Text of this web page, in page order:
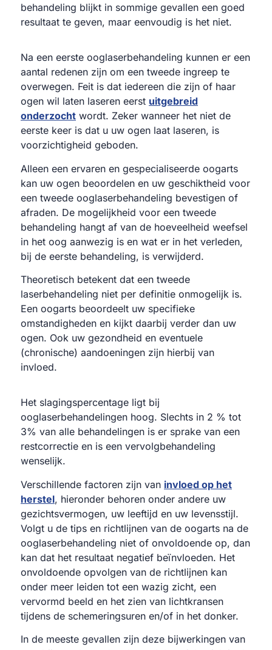
behandeling blijkt in sommige gevallen een goed
resultaat te geven, maar eenvoudig is het niet.
Na een eerste ooglaserbehandeling kunnen er een
aantal redenen zijn om een tweede ingreep te
overwegen. Feit is dat iedereen die zijn of haar
ogen wil laten laseren eerst uitgebreid
onderzocht wordt. Zeker wanneer het niet de
eerste keer is dat u uw ogen laat laseren, is
voorzichtigheid geboden.
Alleen een ervaren en gespecialiseerde oogarts
kan uw ogen beoordelen en uw geschiktheid voor
een tweede ooglaserbehandeling bevestigen of
afraden. De mogelijkheid voor een tweede
behandeling hangt af van de hoeveelheid weefsel
in het oog aanwezig is en wat er in het verleden,
bij de eerste behandeling, is verwijderd.
Theoretisch betekent dat een tweede
laserbehandeling niet per definitie onmogelijk is.
Een oogarts beoordeelt uw specifieke
omstandigheden en kijkt daarbij verder dan uw
ogen. Ook uw gezondheid en eventuele
(chronische) aandoeningen zijn hierbij van
invloed.
Het slagingspercentage ligt bij
ooglaserbehandelingen hoog. Slechts in 2 % tot
3% van alle behandelingen is er sprake van een
restcorrectie en is een vervolgbehandeling
wenselijk.
Verschillende factoren zijn van invloed op het
herstel, hieronder behoren onder andere uw
gezichtsvermogen, uw leeftijd en uw levensstijl.
Volgt u de tips en richtlijnen van de oogarts na de
ooglaserbehandeling niet of onvoldoende op, dan
kan dat het resultaat negatief beïnvloeden. Het
onvoldoende opvolgen van de richtlijnen kan
onder meer leiden tot een wazig zicht, een
vervormd beeld en het zien van lichtkransen
tijdens de schemeringsuren en/of in het donker.
In de meeste gevallen zijn deze bijwerkingen van